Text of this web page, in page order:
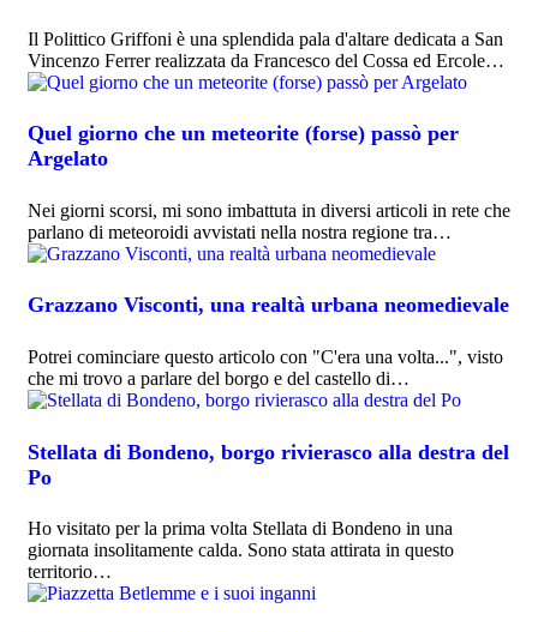
Il Polittico Griffoni è una splendida pala d'altare dedicata a San
Vincenzo Ferrer realizzata da Francesco del Cossa ed Ercole…
Quel giorno che un meteorite (forse) passò per
Argelato
Nei giorni scorsi, mi sono imbattuta in diversi articoli in rete che
parlano di meteoroidi avvistati nella nostra regione tra…
Grazzano Visconti, una realtà urbana neomedievale
Potrei cominciare questo articolo con "C'era una volta...", visto
che mi trovo a parlare del borgo e del castello di…
Stellata di Bondeno, borgo rivierasco alla destra del
Po
Ho visitato per la prima volta Stellata di Bondeno in una
giornata insolitamente calda. Sono stata attirata in questo
territorio…